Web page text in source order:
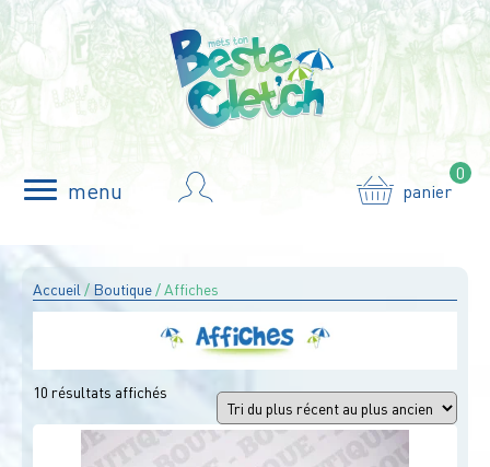
menu panier
0
Accueil / Boutique/ Affiches
10 résultats affichés
plus